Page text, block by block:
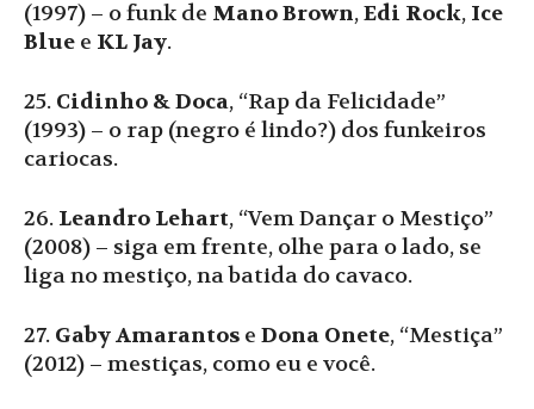
(1997) – o funk de Mano Brown,Edi Rock, Ice
Blue e KL Jay.
25. Cidinho & Doca, “Rap da Felicidade”
(1993) – o rap (negro é lindo?) dos funkeiros
cariocas.
26. Leandro Lehart, “Vem Dançar o Mestiço”
(2008) – siga em frente, olhe para o lado, se
liga no mestiço, na batida do cavaco.
27. Gaby Amarantos e Dona Onete, “Mestiça”
(2012) – mestiças, como eu e você.